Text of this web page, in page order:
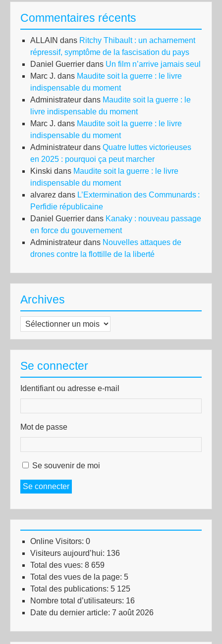
Commentaires récents
ALLAIN dans Ritchy Thibault : un acharnement
répressif, symptôme de la fascisation du pays
Daniel Guerrier dans Un film n’arrive jamais seul
Marc J. dans Maudite soit la guerre : le livre
indispensable du moment
Administrateur dans Maudite soit la guerre : le
livre indispensable du moment
Marc J. dans Maudite soit la guerre : le livre
indispensable du moment
Administrateur dans Quatre luttes victorieuses
en 2025 : pourquoi ça peut marcher
Kinski dans Maudite soit la guerre : le livre
indispensable du moment
alvarez dans L’Extermination des Communards :
Perfidie républicaine
Daniel Guerrier dans Kanaky : nouveau passage
en force du gouvernement
Administrateur dans Nouvelles attaques de
drones contre la flottille de la liberté
Archives
Archives
Se connecter
Identifiant ou adresse e-mail
Mot de passe
Se souvenir de moi
Se connecter
Online Visitors: 0
Visiteurs aujourd’hui: 136
Total des vues: 8 659
Total des vues de la page: 5
Total des publications: 5 125
Nombre total d’utilisateurs: 16
Date du dernier article: 7 août 2026